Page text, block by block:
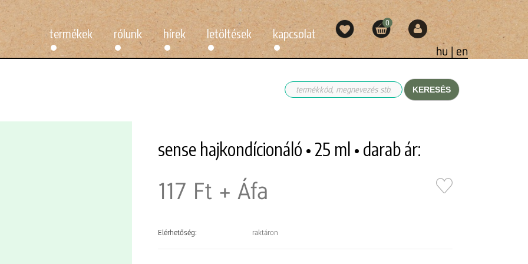
termékek rólunk hírek letöltések kapcsolat
0
hu | en
KERESÉS
sense hajkondícionáló • 25 ml • darab ár:
117 Ft + Áfa
Elérhetőség: raktáron